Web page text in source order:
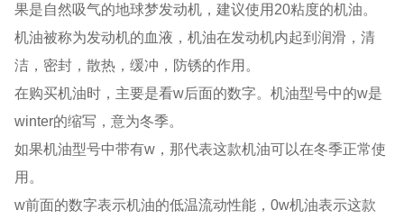
果是自然吸气的地球梦发动机，建议使用20粘度的机油。
机油被称为发动机的血液，机油在发动机内起到润滑，清
洁，密封，散热，缓冲，防锈的作用。
在购买机油时，主要是看w后面的数字。机油型号中的w是
winter的缩写，意为冬季。
如果机油型号中带有w，那代表这款机油可以在冬季正常使
用。
w前面的数字表示机油的低温流动性能，0w机油表示这款